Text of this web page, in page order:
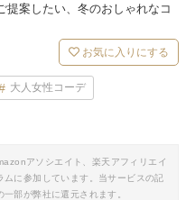
提案したい、冬のおしゃれなコ
お気に入りにする
大人女性コーデ
アソシエイト、楽天アフィリエイ
に参加しています。当サービスの記
部が弊社に還元されます。